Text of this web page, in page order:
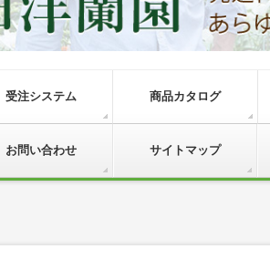
受注システム 商品カタログ
お問い合わせ サイトマップ